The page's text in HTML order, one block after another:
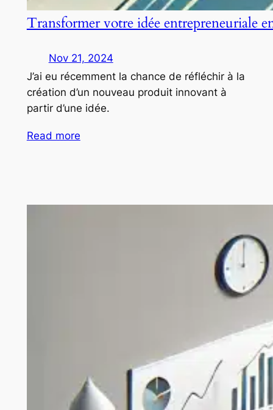
Transformer votre idée entrepreneuriale
Nov 21, 2024
J’ai eu récemment la chance de réfléchir à la
création d’un nouveau produit innovant à
partir d’une idée.
Read more